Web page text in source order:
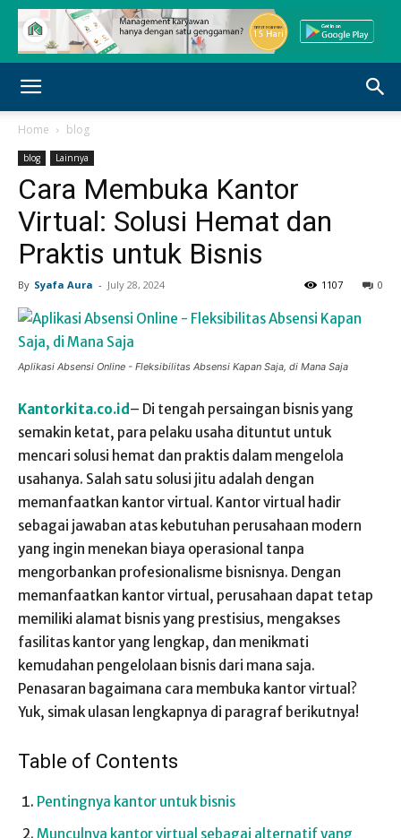
Home blog
blog Lainnya
Cara Membuka Kantor
Virtual: Solusi Hemat dan
Praktis untuk Bisnis
By Syafa Aura - July 28, 2024 0
1107
Aplikasi Absensi Online - Fleksibilitas Absensi Kapan Saja, di Mana Saja
Kantorkita.co.id – Di tengah persaingan bisnis yang
semakin ketat, para pelaku usaha dituntut untuk
mencari solusi hemat dan praktis dalam mengelola
usahanya. Salah satu solusi jitu adalah dengan
memanfaatkan kantor virtual. Kantor virtual hadir
sebagai jawaban atas kebutuhan perusahaan modern
yang ingin menekan biaya operasional tanpa
mengorbankan profesionalisme bisnisnya. Dengan
memanfaatkan kantor virtual, perusahaan dapat tetap
memiliki alamat bisnis yang prestisius, mengakses
fasilitas kantor yang lengkap, dan menikmati
kemudahan pengelolaan bisnis dari mana saja.
Penasaran bagaimana cara membuka kantor virtual?
Yuk, simak ulasan lengkapnya di paragraf berikutnya!
Table of Contents
Pentingnya kantor untuk bisnis
Munculnya kantor virtual sebagai alternatif yang